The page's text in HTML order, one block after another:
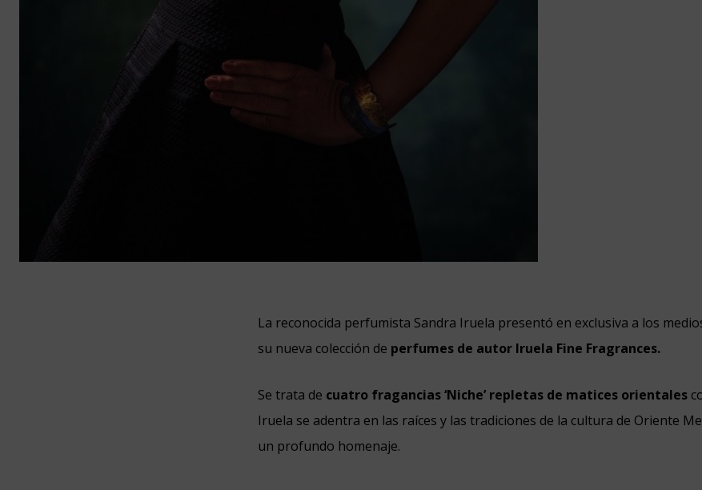
La reconocida perfumista Sandra Iruela presentó en exclusiva a los
su nueva colección de perfumes de autor Iruela Fine Fragrances.
Se trata de cuatro fragancias ‘Niche’ repletas de matices orientales
Iruela se adentra en las raíces y las tradiciones de la cultura de Oriente
un profundo homenaje.